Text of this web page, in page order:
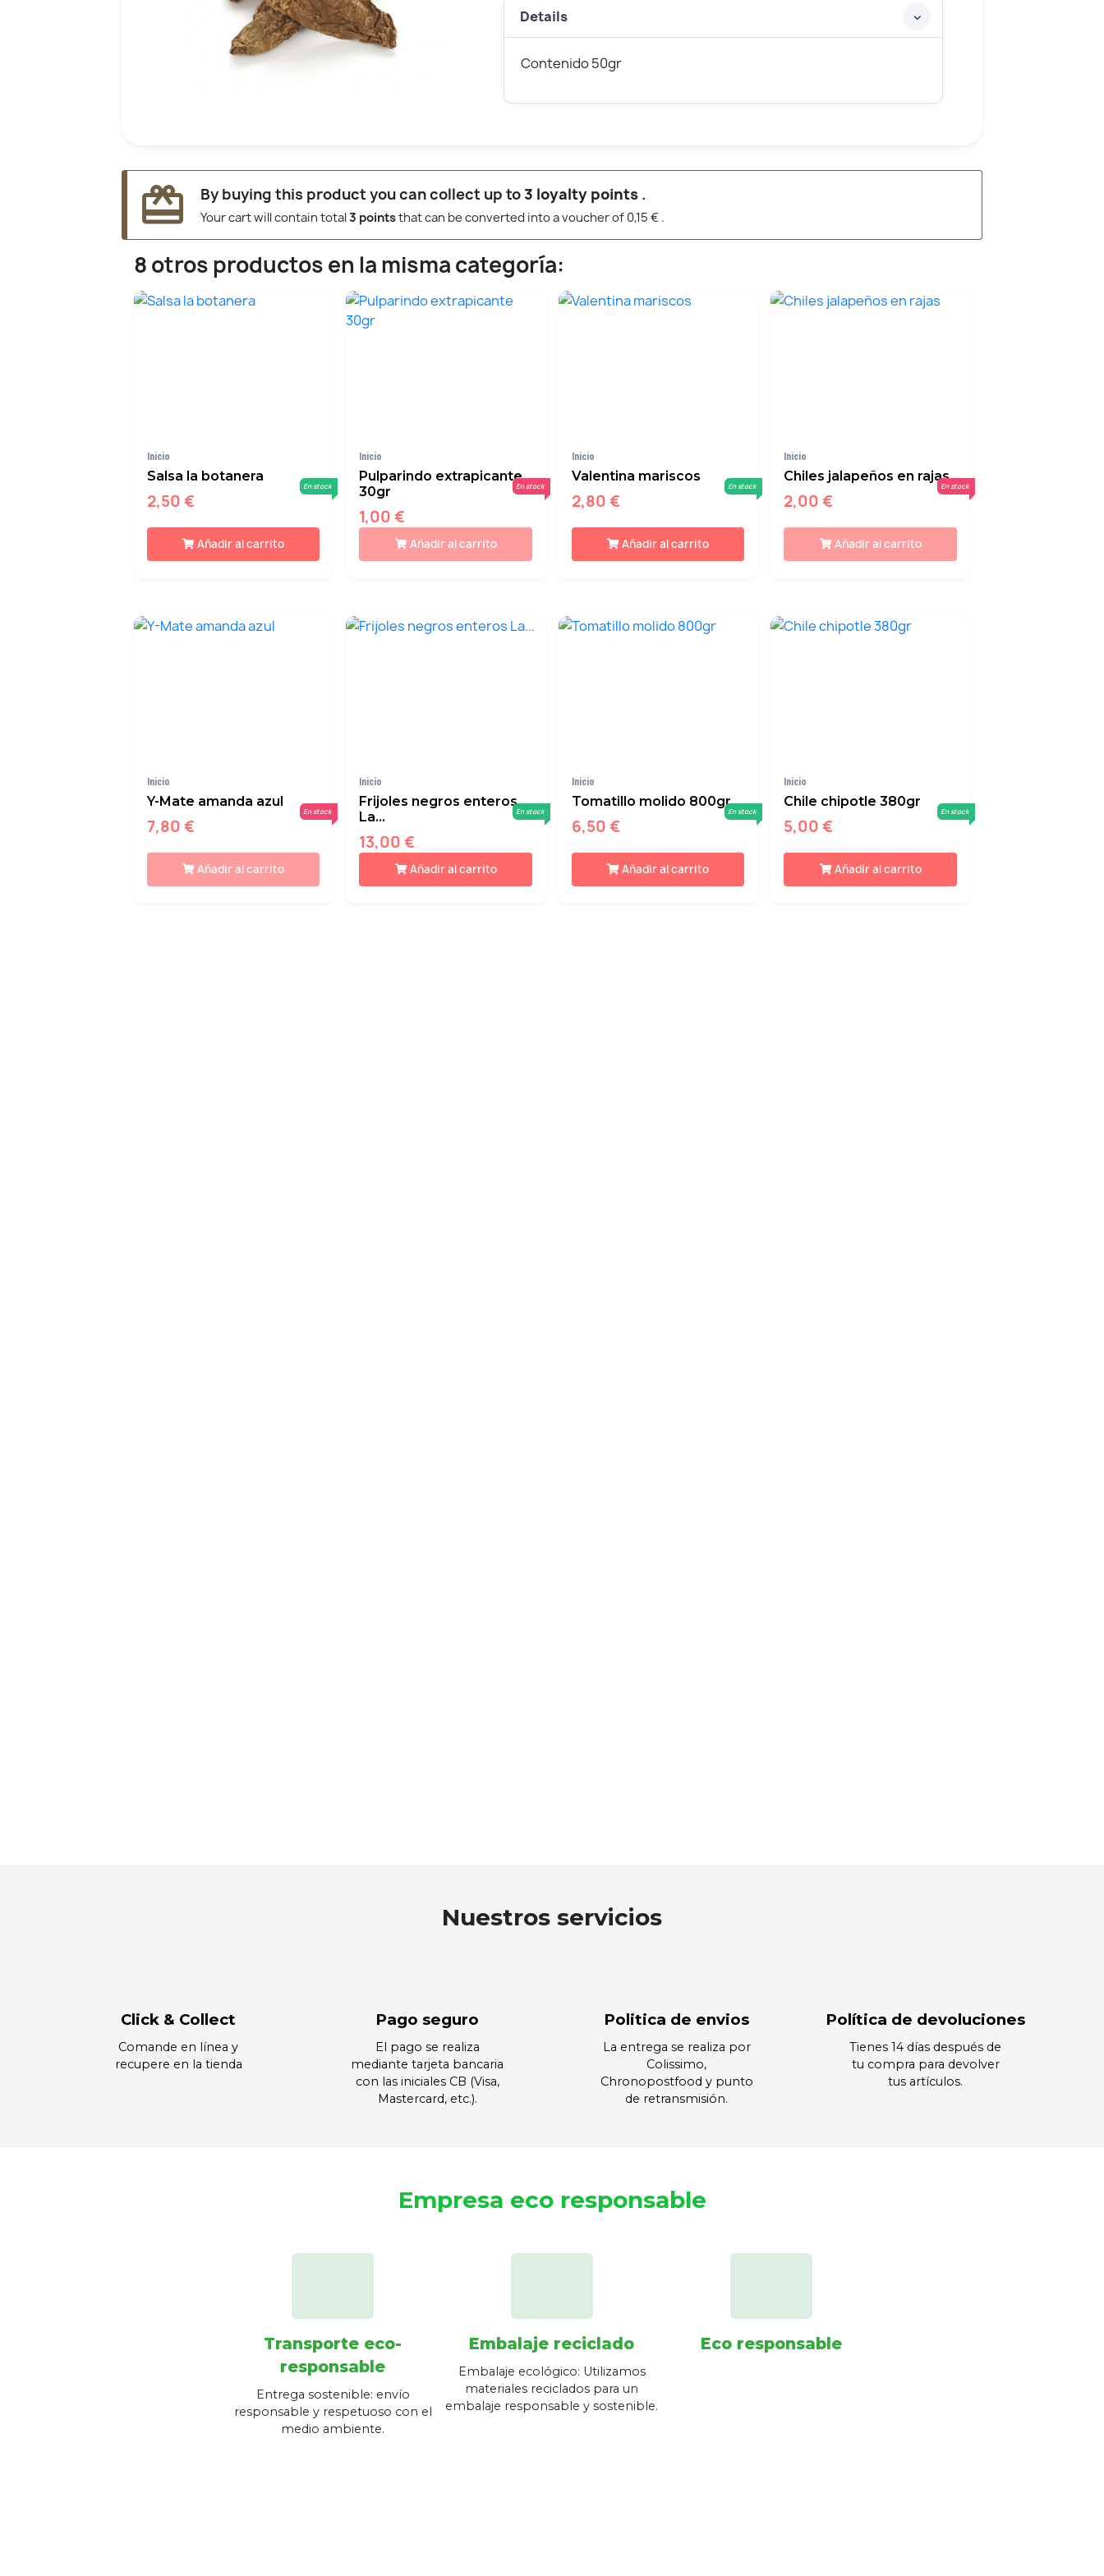
Details
Contenido 50gr
redeem By buying this product you can collect up to 3 loyalty points .
Your cart will contain total3 pointsthat can be converted into a voucher of 0,15 € .
8 otros productos en la misma categoría:
Inicio
Salsa la botanera
2,50 €
En stock
Añadir al carrito
Inicio
Pulparindo extrapicante
30gr
1,00 €
En stock
Añadir al carrito
Inicio
Valentina mariscos
2,80 €
En stock
Añadir al carrito
Inicio
Chiles jalapeños en rajas
2,00 €
En stock
Añadir al carrito
Inicio
Y-Mate amanda azul
7,80 €
En stock
Añadir al carrito
Inicio
Frijoles negros enteros
La...
13,00 €
En stock
Añadir al carrito
Inicio
Tomatillo molido 800gr
6,50 €
En stock
Añadir al carrito
Inicio
Chile chipotle 380gr
5,00 €
En stock
Añadir al carrito
Nuestros servicios
Click & Collect
Comande en línea y
recupere en la tienda
Pago seguro
El pago se realiza
mediante tarjeta bancaria
con las iniciales CB (Visa,
Mastercard, etc.).
Politica de envios
La entrega se realiza por
Colissimo,
Chronopostfood y punto
de retransmisión.
Política de devoluciones
Tienes 14 días después de
tu compra para devolver
tus artículos.
Empresa eco responsable
Transporte eco-
responsable
Entrega sostenible: envío
responsable y respetuoso con el
medio ambiente.
Embalaje reciclado
Embalaje ecológico: Utilizamos
materiales reciclados para un
embalaje responsable y sostenible.
Eco responsable